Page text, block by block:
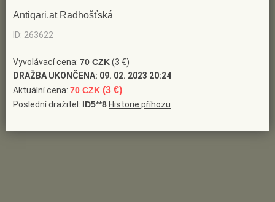
Antiqari.at Radhošťská
ID: 263622
Vyvolávací cena: 70 CZK(3 €)
DRAŽBA UKONČENA: 09. 02. 2023 20:24
Aktuální cena: 70 CZK (3 €)
Poslední dražitel: ID5**8 Historie příhozu